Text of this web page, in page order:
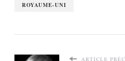
ROYAUME-UNI
ARTICLE